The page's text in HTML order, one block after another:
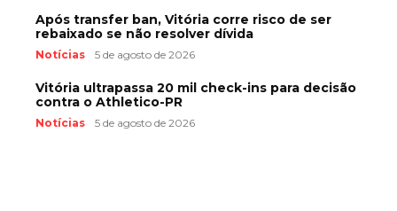
Após transfer ban, Vitória corre risco de ser
rebaixado se não resolver dívida
Notícias 5 de agosto de 2026
Vitória ultrapassa 20 mil check-ins para decisão
contra o Athletico-PR
Notícias 5 de agosto de 2026